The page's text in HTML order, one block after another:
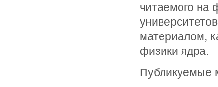
читаемого на
материалом,
физики ядра.
Публикуемые